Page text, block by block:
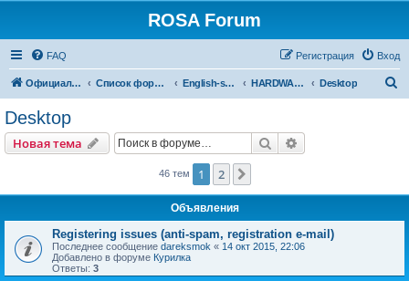
ROSA Forum
FAQ Вход
Регистрация
Официальный сайт Список форумов English-speaking forums HARDWARE Desktop
Desktop
Новая тема Поиск
46 тем 1 2
Объявления
Registering issues (anti-spam, registration e-mail)
Последнее сообщение dareksmok « 14 окт 2015, 22:06
Добавлено в форуме Курилка
Ответы: 3